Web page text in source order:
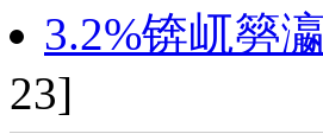
3.2%锛屼簩
23]